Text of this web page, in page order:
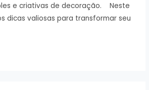
e criativas de decoração. Neste
dicas valiosas para transformar seu